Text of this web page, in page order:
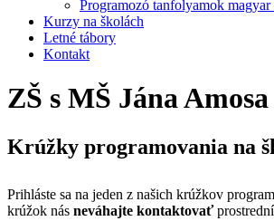
Programozó tanfolyamok magyar
Kurzy na školách
Letné tábory
Kontakt
ZŠ s MŠ Jána
Krúžky programovania na
Prihláste sa na jeden z našich krúžkov
krúžok nás neváhajte kontaktovať